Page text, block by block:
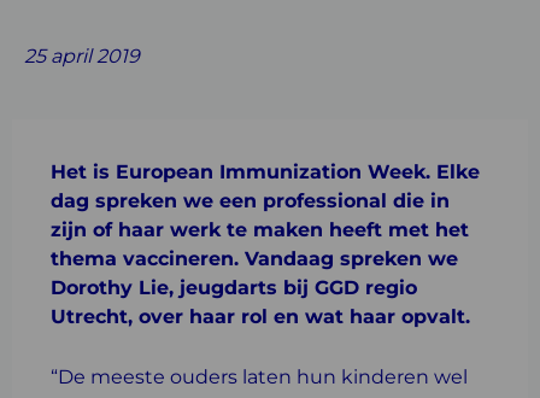
on on on with
25 april 2019
Het is European Immunization Week. Elke
dag spreken we een professional die in
zijn of haar werk te maken heeft met het
thema vaccineren. Vandaag spreken we
Dorothy Lie, jeugdarts bij GGD regio
Utrecht, over haar rol en wat haar opvalt.
“De meeste ouders laten hun kinderen wel